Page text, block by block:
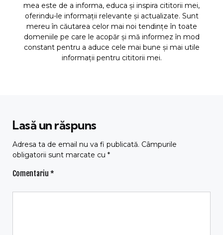
mea este de a informa, educa și inspira cititorii mei,
oferindu-le informații relevante și actualizate. Sunt
mereu în căutarea celor mai noi tendințe în toate
domeniile pe care le acopăr și mă informez în mod
constant pentru a aduce cele mai bune și mai utile
informații pentru cititorii mei.
Lasă un răspuns
Adresa ta de email nu va fi publicată. Câmpurile
obligatorii sunt marcate cu *
Comentariu *